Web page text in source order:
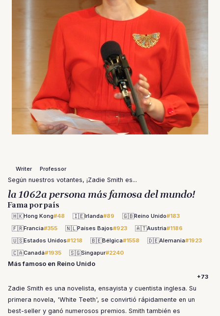
Writer Professor
Según nuestros votantes, ¡Zadie Smith es...
la 1062a persona más famosa del mundo!
Fama por país
🇭🇰Hong Kong#48 🇮🇪Irlanda#89 🇬🇧Reino Unido#183
🇫🇷Francia#355 🇳🇱Países Bajos#923 🇦🇹Austria#1186
🇺🇸Estados Unidos#1218 🇧🇪Bélgica#1558 🇩🇪Alemania#1923
🇨🇦Canadá#1935 🇸🇬Singapur#2240
Más famoso en Reino Unido
+73
Zadie Smith es una novelista, ensayista y cuentista inglesa. Su
primera novela, 'White Teeth', se convirtió rápidamente en un
best-seller y ganó numerosos premios. Smith también es